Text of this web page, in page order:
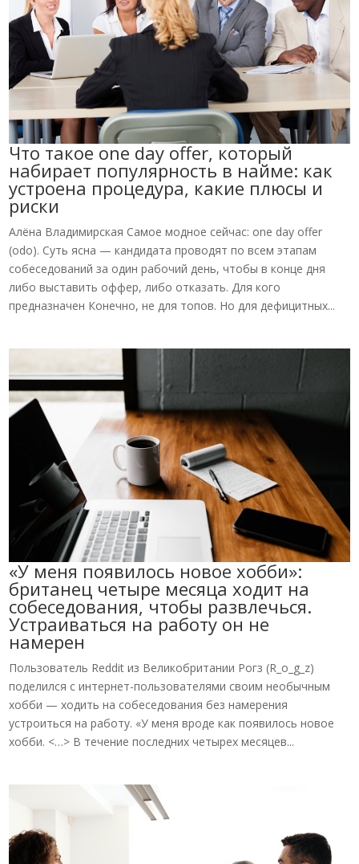
Что такое one day offer, который
набирает популярность в найме: как
устроена процедура, какие плюсы и
риски
Алёна Владимирская Самое модное сейчас: one day offer
(odo). Суть ясна — кандидата проводят по всем этапам
собеседований за один рабочий день, чтобы в конце дня
либо выставить оффер, либо отказать. Для кого
предназначен Конечно, не для топов. Но для дефицитных...
«У меня появилось новое хобби»:
британец четыре месяца ходит на
собеседования, чтобы развлечься.
Устраиваться на работу он не
намерен
Пользователь Reddit из Великобритании Рогз (R_o_g_z)
поделился с интернет-пользователями своим необычным
хобби — ходить на собеседования без намерения
устроиться на работу. «У меня вроде как появилось новое
хобби. <…> В течение последних четырех месяцев...